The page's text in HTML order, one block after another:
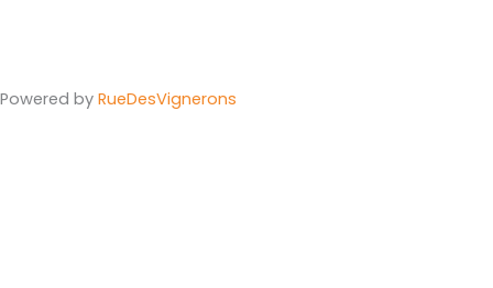
Powered by RueDesVignerons